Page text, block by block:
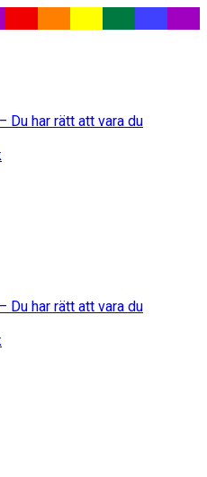
Du har rätt att vara du
Du har rätt att vara du